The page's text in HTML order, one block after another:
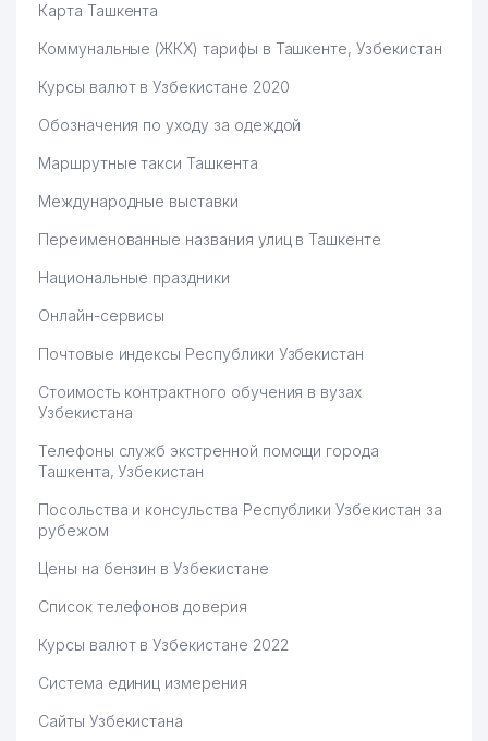
Карта Ташкента
Коммунальные (ЖКХ) тарифы в Ташкенте, Узбекистан
Курсы валют в Узбекистане 2020
Обозначения по уходу за одеждой
Маршрутные такси Ташкента
Международные выставки
Переименованные названия улиц в Ташкенте
Национальные праздники
Онлайн-сервисы
Почтовые индексы Республики Узбекистан
Стоимость контрактного обучения в вузах
Узбекистана
Телефоны служб экстренной помощи города
Ташкента, Узбекистан
Посольства и консульства Республики Узбекистан за
рубежом
Цены на бензин в Узбекистане
Список телефонов доверия
Курсы валют в Узбекистане 2022
Система единиц измерения
Сайты Узбекистана